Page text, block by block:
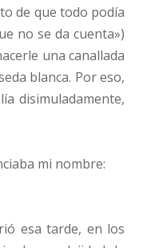
de que todo podía
no se da cuenta»)
una canallada
blanca. Por eso,
disimuladamente,
mi nombre:
esa tarde, en los